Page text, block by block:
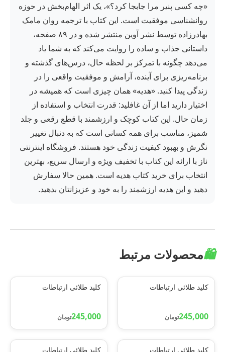
«چه کسی پنیر مرا جابجا کرد؟»، یک اثر الهام‌بخش در حوزه
روانشناسی موفقیت است. این کتاب با ترجمه روان مامک
بهادرزاده توسط نشر آوین منتشر شده و در ۸۹ صفحه،
داستانی جذاب و ساده را روایت می‌کند که به شما یاد
می‌دهد چگونه با تمرکز بر لحظه حال، درس‌های گذشته و
برنامه‌ریزی برای آینده، آرامش و موفقیت واقعی را در
زندگی پیدا کنید. «هدیه» همان چیزی است که همیشه در
اختیار دارید اما از آن غافلید: قدرت انتخاب و استفاده از
زمان حال. این کتاب کوچک و ارزشمند با قطع رقعی و جلد
شمیز، مناسب برای همه کسانی است که به دنبال تغییر
نگرش و بهبود کیفیت زندگی خود هستند. فروشگاه اینترنتی
ناز با ارائه این کتاب با تخفیف ویژه و ارسال سریع، بهترین
انتخاب برای خرید کتاب هدیه است. همین حالا سفارش
دهید و این هدیه ارزشمند را به خود و عزیزانتان بدهید.
🛍️محصولات مرتبط
کلید طلائی ارتباطات
245,000تومان
کلید طلائی ارتباطات
245,000تومان
کلید طلائی ارتباطات کلید طلائی ارتباطات